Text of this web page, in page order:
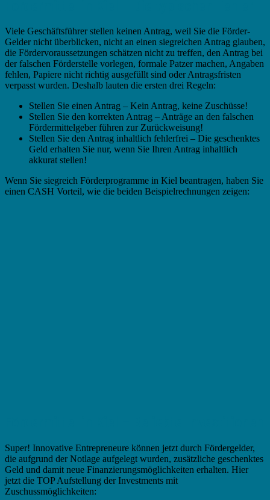
Viele Geschäftsführer stellen keinen Antrag, weil Sie die Förder-
Gelder nicht überblicken, nicht an einen siegreichen Antrag glauben,
die Fördervoraussetzungen schätzen nicht zu treffen, den Antrag bei
der falschen Förderstelle vorlegen, formale Patzer machen, Angaben
fehlen, Papiere nicht richtig ausgefüllt sind oder Antragsfristen
verpasst wurden. Deshalb lauten die ersten drei Regeln:
Stellen Sie einen Antrag – Kein Antrag, keine Zuschüsse!
Stellen Sie den korrekten Antrag – Anträge an den falschen
Fördermittelgeber führen zur Zurückweisung!
Stellen Sie den Antrag inhaltlich fehlerfrei – Die geschenktes
Geld erhalten Sie nur, wenn Sie Ihren Antrag inhaltlich
akkurat stellen!
Wenn Sie siegreich Förderprogramme in Kiel beantragen, haben Sie
einen CASH Vorteil, wie die beiden Beispielrechnungen zeigen:
Super! Innovative Entrepreneure können jetzt durch Fördergelder,
die aufgrund der Notlage aufgelegt wurden, zusätzliche geschenktes
Geld und damit neue Finanzierungsmöglichkeiten erhalten. Hier
jetzt die TOP Aufstellung der Investments mit
Zuschussmöglichkeiten: